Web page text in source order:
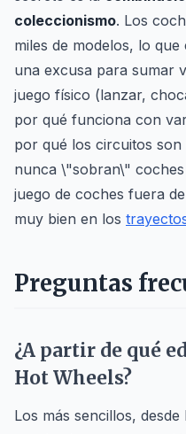
coleccionismo. Los
miles de modelos, lo
una excusa para sumar
juego físico (lanzar,
por qué funciona con
por qué los circuitos
nunca \"sobran\"
juego de coches fuera
muy bien en los
Preguntas
¿A partir de qué
Hot Wheels?
Los más sencillos,